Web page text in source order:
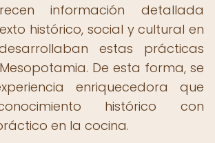
información detallada
histórico, social y cultural en
estas prácticas
De esta forma, se
enriquecedora que
histórico con
en la cocina.